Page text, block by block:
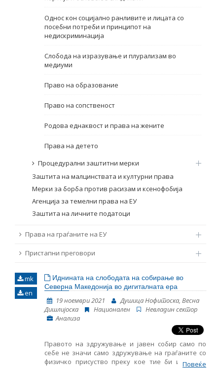
Однос кон социјално ранливите и лицата со
посебни потреби и принципот на
недискриминација
Слобода на изразување и плурализам во
медиуми
Право на образование
Право на сопственост
Родова еднаквост и права на жените
Права на детето
Процедурални заштитни мерки
Заштита на малцинствата и културни права
Мерки за борба против расизам и ксенофобија
Агенција за темелни права на ЕУ
Заштита на личните податоци
Права на граѓаните на ЕУ
Пристапни преговори
mk
en
Иднината на слободата на собирање во
Северна Македонија во дигиталната ера
19 ноември 2021
Душица Нофитоска, Весна
Дишлијоска
Национален
Невладин сектор
Анализа
Правото на здружување и јавен собир само по
себе не значи само здружување на граѓаните со
физичко присуство преку кое тие би изразиле
Повеќе